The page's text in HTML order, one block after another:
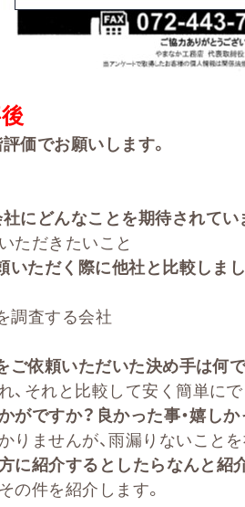
価でお願いします。
にどんなことを期待されてい
ただきたいこと
いただく際に他社と比較しま
調査する会社
依頼いただいた決め手は何
それと比較して安く簡単にで
がですか？良かった事・嬉し
ませんが、雨漏りないことを
に紹介するとしたらなんと紹
の件を紹介します。